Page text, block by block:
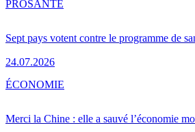
Sept pays votent contre le programme de
24.07.2026
PROSANTÉ
Merci la Chine : elle a sauvé l’économie
ÉCONOMIE